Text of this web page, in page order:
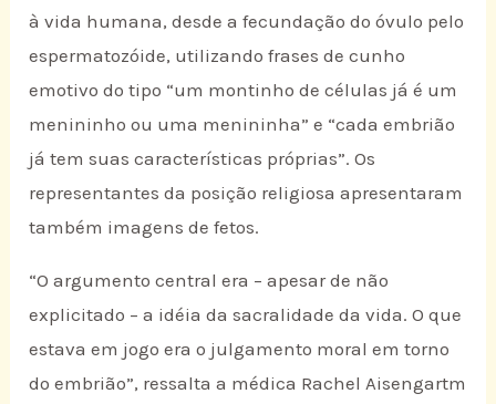
à vida humana, desde a fecundação do óvulo pelo
espermatozóide, utilizando frases de cunho
emotivo do tipo “um montinho de células já é um
menininho ou uma menininha” e “cada embrião
já tem suas características próprias”. Os
representantes da posição religiosa apresentaram
também imagens de fetos.
“O argumento central era – apesar de não
explicitado – a idéia da sacralidade da vida. O que
estava em jogo era o julgamento moral em torno
do embrião”, ressalta a médica Rachel Aisengartm